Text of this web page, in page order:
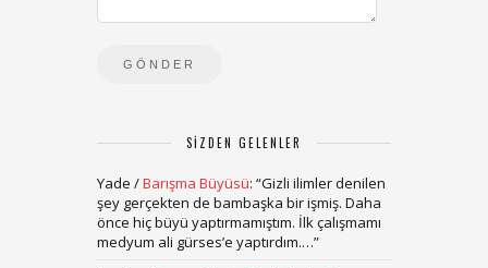
SIZDEN GELENLER
Yade /Barışma Büyüsü: “Gizli ilimler denilen
şey gerçekten de bambaşka bir işmiş. Daha
önce hiç büyü yaptırmamıştım. İlk çalışmamı
medyum ali gürses’e yaptırdım.…”